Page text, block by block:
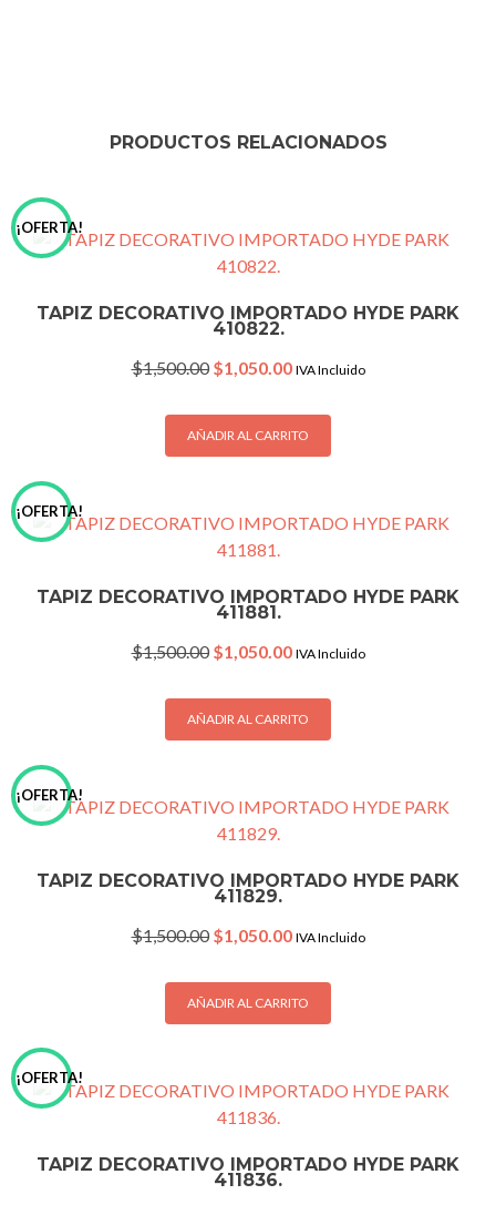
PRODUCTOS RELACIONADOS
¡OFERTA!
TAPIZ DECORATIVO IMPORTADO HYDE PARK
410822.
$1,500.00 Original
was:
$1,500.00.
$1,050.00Current
is:
$1,050.00.
IVA Incluido
AÑADIR AL CARRITO
¡OFERTA!
TAPIZ DECORATIVO IMPORTADO HYDE PARK
411881.
$1,500.00 Original
was:
$1,500.00.
$1,050.00Current
is:
$1,050.00.
IVA Incluido
AÑADIR AL CARRITO
¡OFERTA!
TAPIZ DECORATIVO IMPORTADO HYDE PARK
411829.
$1,500.00 Original
was:
$1,500.00.
$1,050.00Current
is:
$1,050.00.
IVA Incluido
AÑADIR AL CARRITO
¡OFERTA!
TAPIZ DECORATIVO IMPORTADO HYDE PARK
411836.